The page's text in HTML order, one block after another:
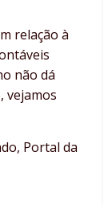
relação à
não dá
vejamos
Portal da